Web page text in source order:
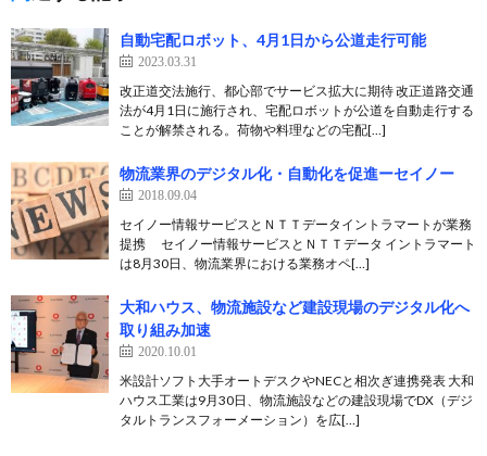
自動宅配ロボット、4月1日から公道走行可能
2023.03.31
改正道交法施行、都心部でサービス拡大に期待 改正道路交通
法が4月1日に施行され、宅配ロボットが公道を自動走行する
ことが解禁される。荷物や料理などの宅配[…]
物流業界のデジタル化・自動化を促進ーセイノー
2018.09.04
セイノー情報サービスとＮＴＴデータイントラマートが業務
提携 セイノー情報サービスとＮＴＴデータ イントラマート
は8月30日、物流業界における業務オペ[…]
大和ハウス、物流施設など建設現場のデジタル化へ
取り組み加速
2020.10.01
米設計ソフト大手オートデスクやNECと相次ぎ連携発表 大和
ハウス工業は9月30日、物流施設などの建設現場でDX（デジ
タルトランスフォーメーション）を広[…]